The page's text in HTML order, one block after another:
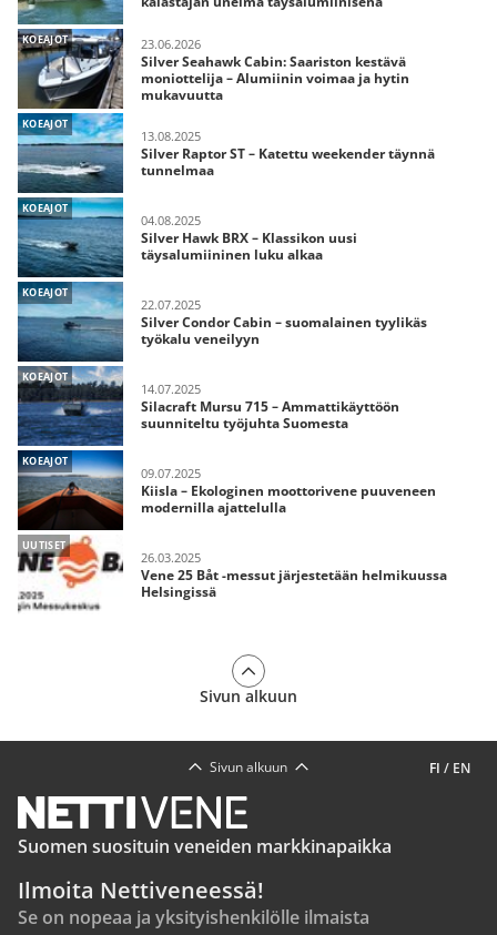
KOEAJOT 23.06.2026
Silver Seahawk Cabin: Saariston kestävä
moniottelija – Alumiinin voimaa ja hytin
mukavuutta
KOEAJOT
13.08.2025
Silver Raptor ST – Katettu weekender täynnä
tunnelmaa
KOEAJOT
04.08.2025
Silver Hawk BRX – Klassikon uusi
täysalumiininen luku alkaa
KOEAJOT
22.07.2025
Silver Condor Cabin – suomalainen tyylikäs
työkalu veneilyyn
KOEAJOT
14.07.2025
Silacraft Mursu 715 – Ammattikäyttöön
suunniteltu työjuhta Suomesta
KOEAJOT
09.07.2025
Kiisla – Ekologinen moottorivene puuveneen
modernilla ajattelulla
UUTISET
26.03.2025
Vene 25 Båt -messut järjestetään helmikuussa
Helsingissä
Sivun alkuun
FI / EN
Sivun alkuun
Suomen suosituin veneiden markkinapaikka
Ilmoita Nettiveneessä!
Se on nopeaa ja yksityishenkilölle ilmaista